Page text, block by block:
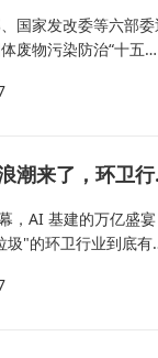
国家生态文明试验
国家发改委等六部
废物污染防治“十五
治”规划，全文共有12
发电（含小型）环
废物专项整治取得
分享
，AI 基建的万亿盛宴
圾"的环卫行业到底有
中心、盈峰智云计